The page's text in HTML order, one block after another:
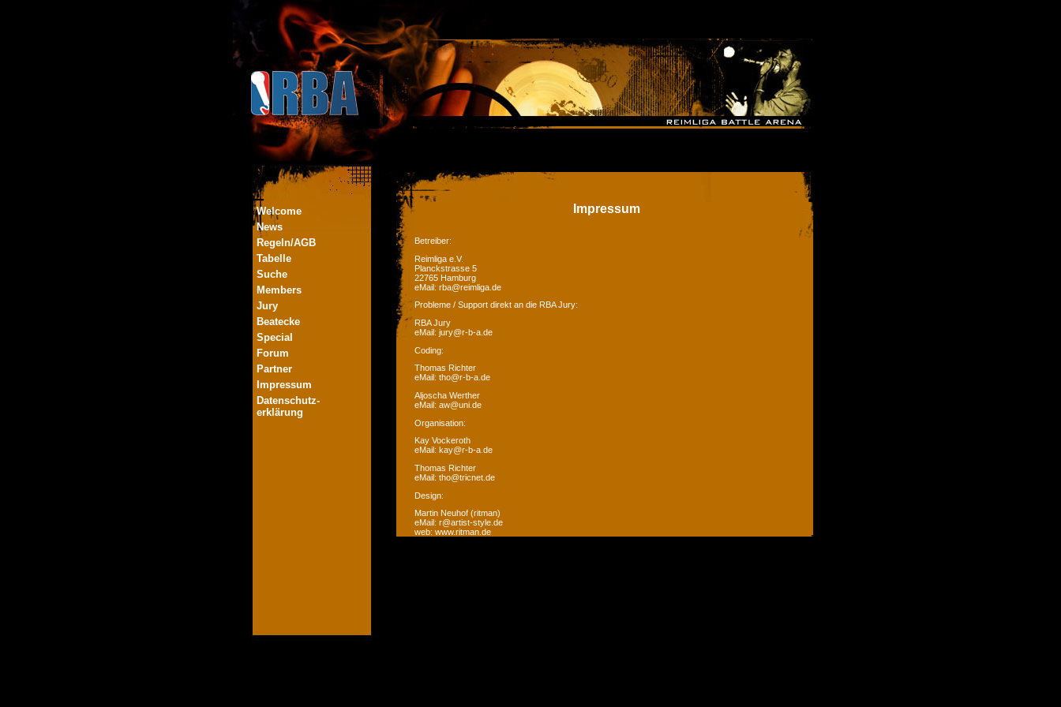
Welcome
News
Regeln/AGB
Tabelle
Suche
Members
Jury
Beatecke
Special
Forum
Partner
Impressum
Datenschutz-
erklärung
Impressum
Betreiber:
Reimliga e.V.
Planckstrasse 5
22765 Hamburg
eMail: rba@reimliga.de
Probleme / Support direkt an die RBA Jury:
RBA Jury
eMail: jury@r-b-a.de
Coding:
Thomas Richter
eMail: tho@r-b-a.de
Aljoscha Werther
eMail: aw@uni.de
Organisation:
Kay Vockeroth
eMail: kay@r-b-a.de
Thomas Richter
eMail: tho@tricnet.de
Design:
Martin Neuhof (ritman)
eMail: r@artist-style.de
web: www.ritman.de